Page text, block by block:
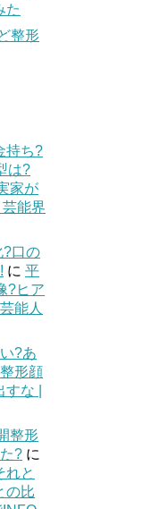
た
整形
持ち?
は?
家が
能界
?口の
に 平
?ヒア
能人
?あ
整形顔
な |
整形
? に
れと
の比